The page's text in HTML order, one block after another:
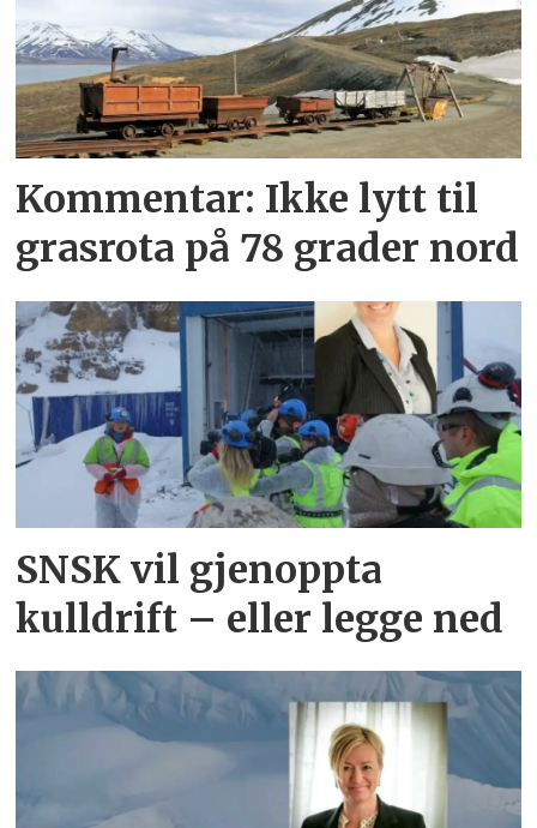
Kommentar: Ikke lytt til
grasrota på 78 grader nord
SNSK vil gjenoppta
kulldrift – eller legge ned